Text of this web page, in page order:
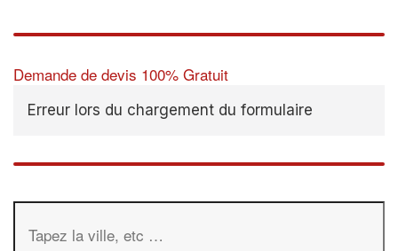
Demande de devis 100% Gratuit
Erreur lors du chargement du formulaire